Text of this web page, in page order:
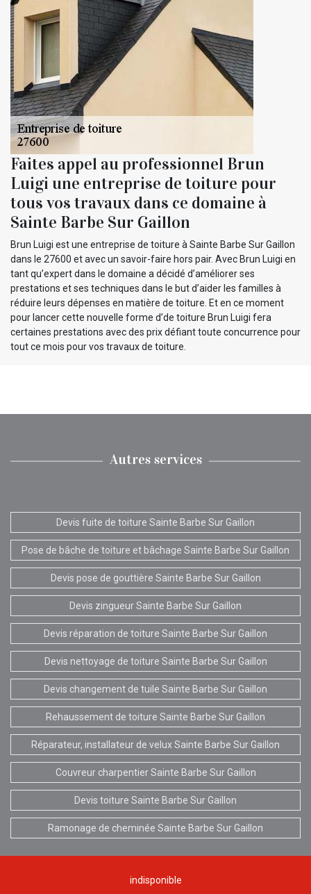
Faites appel au professionnel Brun
Luigi une entreprise de toiture pour
tous vos travaux dans ce domaine à
Sainte Barbe Sur Gaillon
Brun Luigi est une entreprise de toiture à Sainte Barbe Sur Gaillon
dans le 27600 et avec un savoir-faire hors pair. Avec Brun Luigi en
tant qu’expert dans le domaine a décidé d’améliorer ses
prestations et ses techniques dans le but d’aider les familles à
réduire leurs dépenses en matière de toiture. Et en ce moment
pour lancer cette nouvelle forme d’de toiture Brun Luigi fera
certaines prestations avec des prix défiant toute concurrence pour
tout ce mois pour vos travaux de toiture.
Autres services
Devis fuite de toiture Sainte Barbe Sur Gaillon
Pose de bâche de toiture et bâchage Sainte Barbe Sur Gaillon
Devis pose de gouttière Sainte Barbe Sur Gaillon
Devis zingueur Sainte Barbe Sur Gaillon
Devis réparation de toiture Sainte Barbe Sur Gaillon
Devis nettoyage de toiture Sainte Barbe Sur Gaillon
Devis changement de tuile Sainte Barbe Sur Gaillon
Rehaussement de toiture Sainte Barbe Sur Gaillon
Réparateur, installateur de velux Sainte Barbe Sur Gaillon
Couvreur charpentier Sainte Barbe Sur Gaillon
Devis toiture Sainte Barbe Sur Gaillon
Ramonage de cheminée Sainte Barbe Sur Gaillon
indisponible